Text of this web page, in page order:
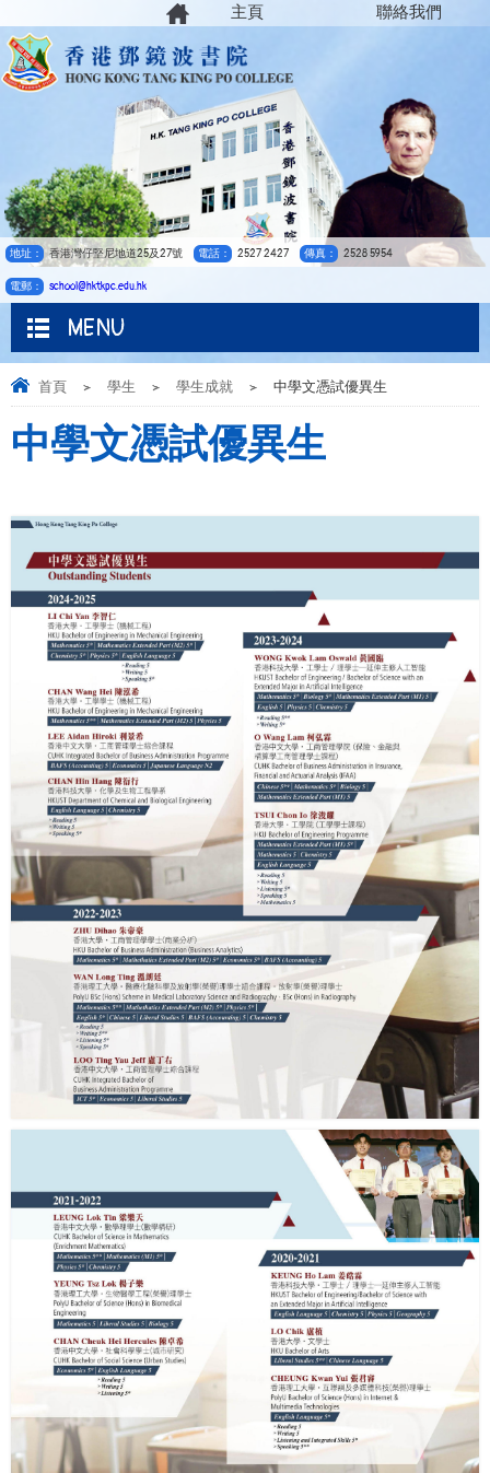
地址： 香港灣仔堅尼地道25及27號 電話： 2527 2427 傳真： 2528 5954
電郵： school@hktkpc.edu.hk
聯絡我們
主頁
MENU
首頁 > 學生 > 學生成就 > 中學文憑試優異生
中學文憑試優異生